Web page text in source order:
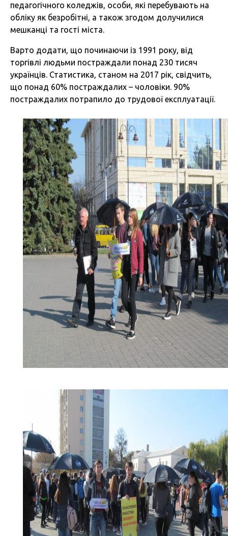
педагогічного коледжів, особи, які перебувають на
обліку як безробітні, а також згодом долучилися
мешканці та гості міста.
Варто додати, що починаючи із 1991 року, від
торгівлі людьми постраждали понад 230 тисяч
українців. Статистика, станом на 2017 рік, свідчить,
що понад 60% постраждалих – чоловіки. 90%
постраждалих потрапило до трудової експлуатації.